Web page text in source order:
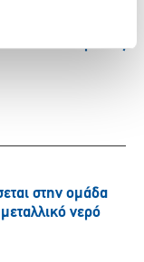
στην ομάδα
νερό